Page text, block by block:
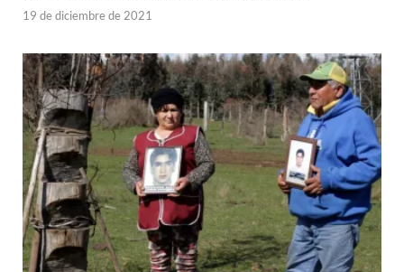
19 de diciembre de 2021